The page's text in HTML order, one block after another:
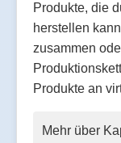
Produkte, die
herstellen
zusammen
Produkte an
Mehr über